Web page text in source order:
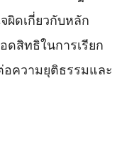
ผิดเกี่ยวกับหลัก
ดสิทธิในการเรียก
ความยุติธรรมและ